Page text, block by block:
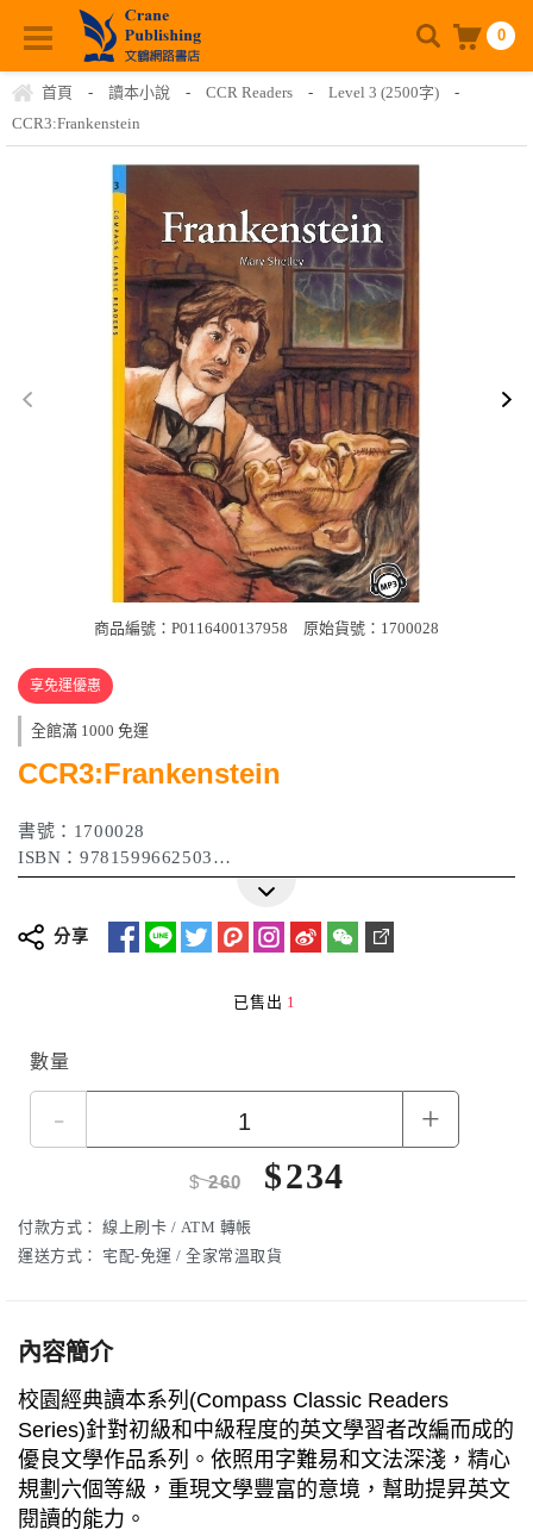
0
首頁 - 讀本小說 - CCR Readers - Level 3 (2500字)
-
CCR3:Frankenstein
商品編號：P0116400137958 原始貨號：1700028
享免運優惠
全館滿 1000 免運
CCR3:Frankenstein
書號：1700028
ISBN：9781599662503
作者：Mary Shelley
分享
已售出 1
數量
- +
$260 $234
付款方式： 線上刷卡 / ATM 轉帳
運送方式：
宅配-免運 / 全家常溫取貨
內容簡介
校園經典讀本系列(Compass Classic Readers
Series)針對初級和中級程度的英文學習者改編而成的
優良文學作品系列。依照用字難易和文法深淺，精心
規劃六個等級，重現文學豐富的意境，幫助提昇英文
閱讀的能力。